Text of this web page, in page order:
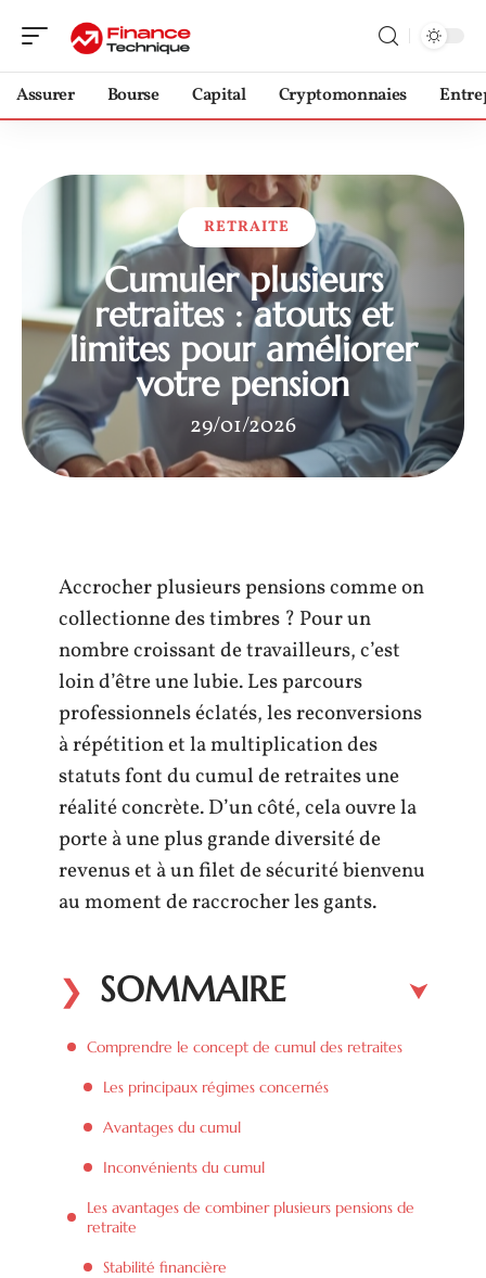
Assurer Bourse Capital Cryptomonnaies
RETRAITE
Cumuler plusieurs
retraites : atouts et
limites pour améliorer
votre pension
29/01/2026
Accrocher plusieurs pensions comme on
collectionne des timbres ? Pour un
nombre croissant de travailleurs, c’est
loin d’être une lubie. Les parcours
professionnels éclatés, les reconversions
à répétition et la multiplication des
statuts font du cumul de retraites une
réalité concrète. D’un côté, cela ouvre la
porte à une plus grande diversité de
revenus et à un filet de sécurité bienvenu
au moment de raccrocher les gants.
SOMMAIRE
Comprendre le concept de cumul des retraites
Les principaux régimes concernés
Avantages du cumul
Inconvénients du cumul
Les avantages de combiner plusieurs pensions de
retraite
Stabilité financière